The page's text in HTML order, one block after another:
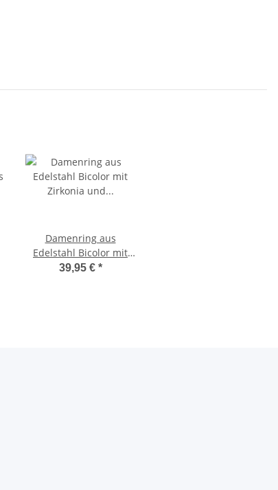
Damenring aus
Edelstahl Bicolor mit
Zirkonia und
39,95 € *